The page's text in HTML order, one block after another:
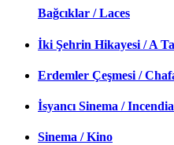
Bağcıklar / Laces
İki Şehrin Hikayesi / A
Erdemler Çeşmesi /
İsyancı Sinema /
Sinema / Kino